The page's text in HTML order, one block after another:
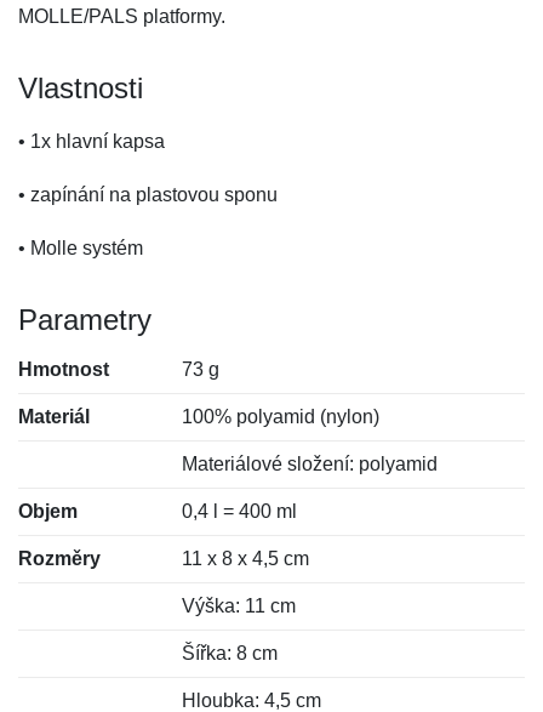
MOLLE/PALS platformy.
Vlastnosti
• 1x hlavní kapsa
• zapínání na plastovou sponu
• Molle systém
Parametry
Hmotnost 73 g
Materiál 100% polyamid (nylon)
Materiálové složení: polyamid
Objem 0,4 l = 400 ml
Rozměry 11 x 8 x 4,5 cm
Výška: 11 cm
Šířka: 8 cm
Hloubka: 4,5 cm